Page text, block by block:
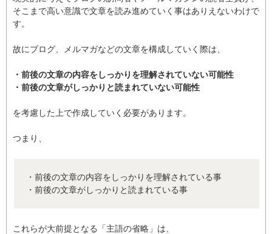
そこまで高い意識で文章を読み進めていく事はありえないわけで
す。
故にブログ、メルマガなどの文章を構成していく際は、
・前後の文章の内容をしっかりを理解されていない可能性
・前後の文章がしっかりと読まれていない可能性
を考慮した上で作成していく必要があります。
つまり、
・前後の文章の内容をしっかりを理解されている事
・前後の文章がしっかりと読まれている事
これらが大前提となる「主語の省略」は、